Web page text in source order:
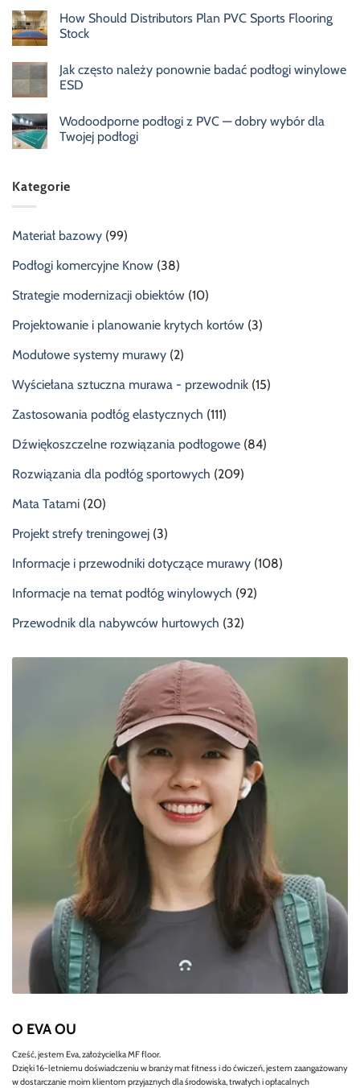
How Should Distributors Plan PVC Sports Flooring
Stock
Jak często należy ponownie badać podłogi winylowe
ESD
Wodoodporne podłogi z PVC — dobry wybór dla
Twojej podłogi
Kategorie
Materiał bazowy (99)
Podłogi komercyjne Know (38)
Strategie modernizacji obiektów (10)
Projektowanie i planowanie krytych kortów (3)
Modułowe systemy murawy (2)
Wyściełana sztuczna murawa - przewodnik (15)
Zastosowania podłóg elastycznych (111)
Dźwiękoszczelne rozwiązania podłogowe (84)
Rozwiązania dla podłóg sportowych (209)
Mata Tatami (20)
Projekt strefy treningowej (3)
Informacje i przewodniki dotyczące murawy (108)
Informacje na temat podłóg winylowych (92)
Przewodnik dla nabywców hurtowych (32)
O EVA OU
Cześć, jestem Eva, założycielka MF floor.
Dzięki 16-letniemu doświadczeniu w branży mat fitness i do ćwiczeń, jestem zaangażowany
w dostarczanie moim klientom przyjaznych dla środowiska, trwałych i opłacalnych